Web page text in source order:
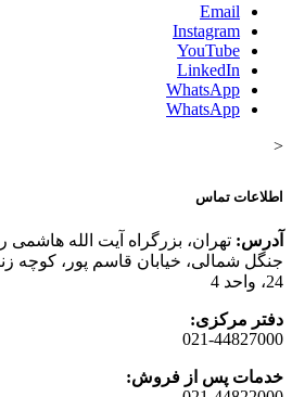
Email
Instagram
YouTube
LinkedIn
WhatsApp
WhatsApp
<
اطلاعات تماس
آدرس: تهران، بزرگراه آیت الله هاشمی
جنگل شمالی، خیابان قاسم پور، کوچه
24، واحد 4
دفتر مرکزی:
021-44827000
خدمات پس از فروش: